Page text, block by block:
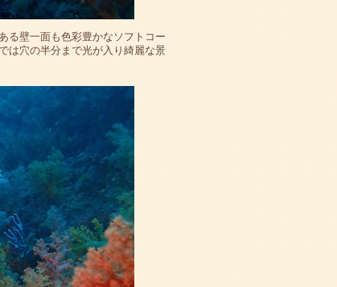
る壁一面も色彩豊かなソフトコー
は穴の半分まで光が入り綺麗な景